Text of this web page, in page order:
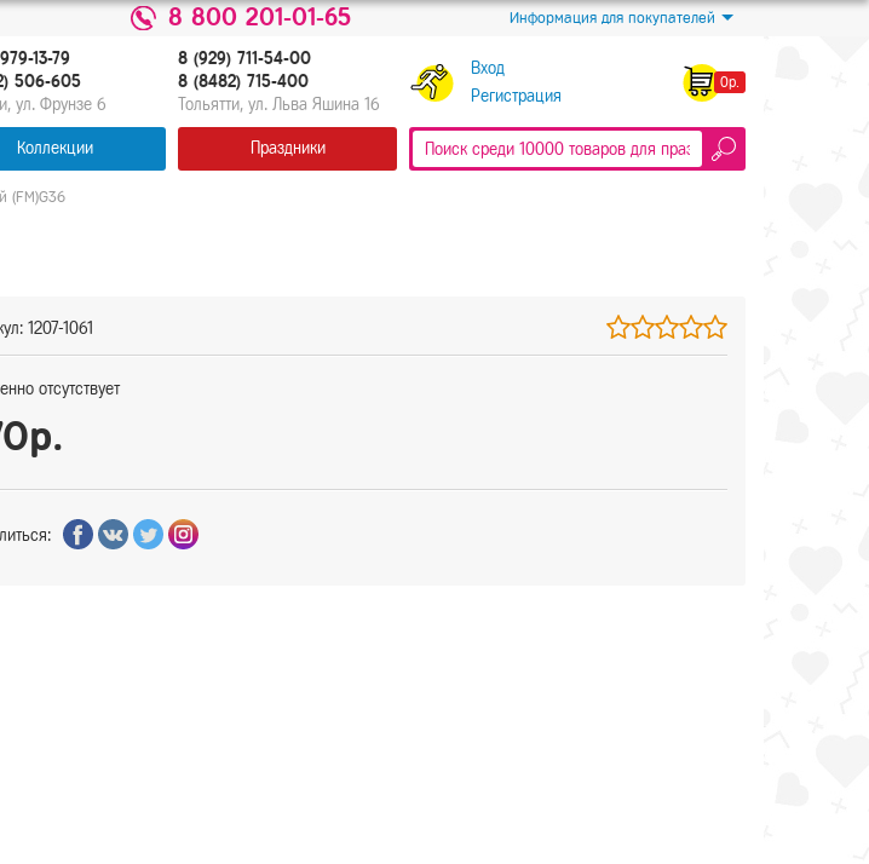
8 800 201-01-65 Информация для покупателей
13-79
506-605
ул. Фрунзе 6
8 (929) 711-54-00
8 (8482) 715-400
Тольятти, ул. Льва Яшина 16
Вход
Регистрация
0р.
Коллекции Праздники
(FM)G36
1207-1061
отсутствует